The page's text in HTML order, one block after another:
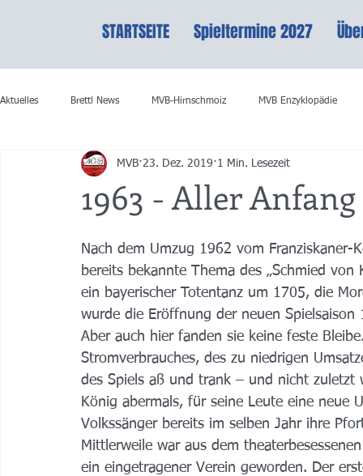
STARTSEITE Spieltermine 2027
Aktuelles Brettl News MVB-Hirnschmoiz MVB Enzyklopädie
1963 - Aller
MVB 23. Dez. 2019 1 Min. Lesezeit
Nach dem Umzug 1962 vom
bereits bekannte Thema des „Schmied
ein bayerischer Totentanz um 1705, die
wurde die Eröffnung der neuen
Aber auch hier fanden sie keine feste
Stromverbrauches, des zu niedrigen
des Spiels aß und trank – und nicht
König abermals, für seine Leute eine
Volkssänger bereits im selben Jahr ihre
Mittlerweile war aus dem
ein eingetragener Verein geworden. Der